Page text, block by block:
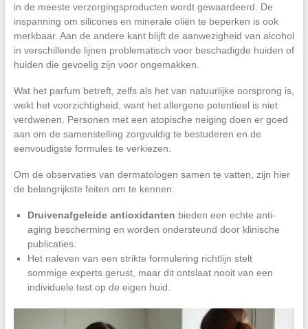
in de meeste verzorgingsproducten wordt gewaardeerd. De
inspanning om silicones en minerale oliën te beperken is ook
merkbaar. Aan de andere kant blijft de aanwezigheid van alcohol
in verschillende lijnen problematisch voor beschadigde huiden of
huiden die gevoelig zijn voor ongemakken.
Wat het parfum betreft, zelfs als het van natuurlijke oorsprong is,
wekt het voorzichtigheid, want het allergene potentieel is niet
verdwenen. Personen met een atopische neiging doen er goed
aan om de samenstelling zorgvuldig te bestuderen en de
eenvoudigste formules te verkiezen.
Om de observaties van dermatologen samen te vatten, zijn hier
de belangrijkste feiten om te kennen:
Druivenafgeleide antioxidanten bieden een echte anti-
aging bescherming en worden ondersteund door klinische
publicaties.
Het naleven van een strikte formulering richtlijn stelt
sommige experts gerust, maar dit ontslaat nooit van een
individuele test op de eigen huid.